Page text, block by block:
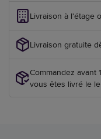
Livraison à l'étage
Livraison gratuite
Commandez avant
vous êtes livré le